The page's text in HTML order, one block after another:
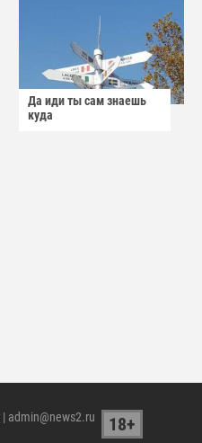
Да иди ты сам знаешь
куда
| admin@news2.ru 18+